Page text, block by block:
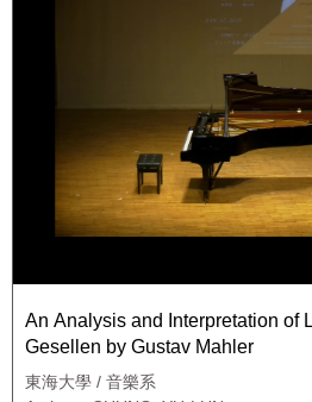
An Analysis and Interpretation of Lieder eines fahrenden
Gesellen by Gustav Mahler
東海大學 / 音樂系